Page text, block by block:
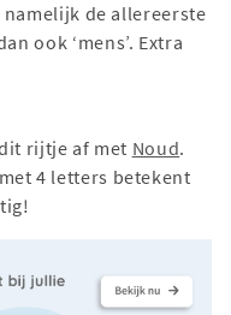
namelijk de allereerste
ook ‘mens’. Extra
rijtje af met Noud.
4 letters betekent